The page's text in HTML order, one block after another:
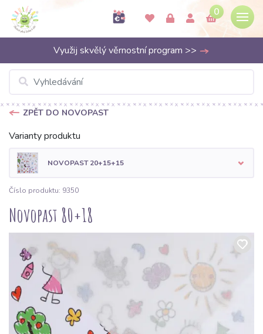
0
Využij skvělý věrnostní program >>
ZPĚT DO NOVOPAST
Varianty produktu
NOVOPAST 20+15+15
Číslo produktu: 9350
Novopast 80+18